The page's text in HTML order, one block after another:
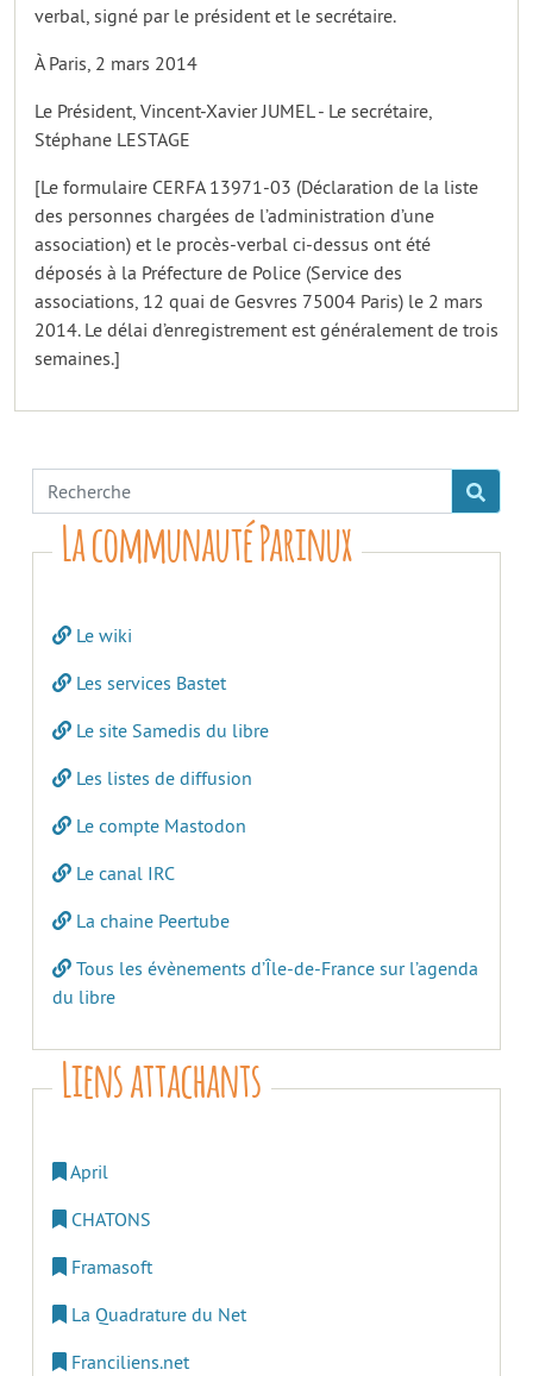
verbal, signé par le président et le secrétaire.
À Paris, 2 mars 2014
Le Président, Vincent-Xavier JUMEL - Le secrétaire,
Stéphane LESTAGE
[Le formulaire CERFA 13971-03 (Déclaration de la liste
des personnes chargées de l’administration d’une
association) et le procès-verbal ci-dessus ont été
déposés à la Préfecture de Police (Service des
associations, 12 quai de Gesvres 75004 Paris) le 2 mars
2014. Le délai d’enregistrement est généralement de trois
semaines.]
La communauté Parinux
Le wiki
Les services Bastet
Le site Samedis du libre
Les listes de diffusion
Le compte Mastodon
Le canal IRC
La chaine Peertube
Tous les évènements d’Île-de-France sur l’agenda
du libre
Liens attachants
April
CHATONS
Framasoft
La Quadrature du Net
Franciliens.net